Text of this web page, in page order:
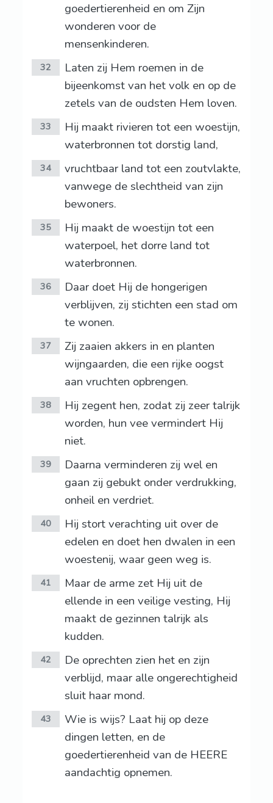
goedertierenheid en om Zijn
wonderen voor de
mensenkinderen.
32
Laten zij Hem roemen in de
bijeenkomst van het volk en op de
zetels van de oudsten Hem loven.
33
Hij maakt rivieren tot een woestijn,
waterbronnen tot dorstig land,
34
vruchtbaar land tot een zoutvlakte,
vanwege de slechtheid van zijn
bewoners.
35
Hij maakt de woestijn tot een
waterpoel, het dorre land tot
waterbronnen.
36
Daar doet Hij de hongerigen
verblijven, zij stichten een stad om
te wonen.
37
Zij zaaien akkers in en planten
wijngaarden, die een rijke oogst
aan vruchten opbrengen.
38
Hij zegent hen, zodat zij zeer talrijk
worden, hun vee vermindert Hij
niet.
39
Daarna verminderen zij wel en
gaan zij gebukt onder verdrukking,
onheil en verdriet.
40
Hij stort verachting uit over de
edelen en doet hen dwalen in een
woestenij, waar geen weg is.
41
Maar de arme zet Hij uit de
ellende in een veilige vesting, Hij
maakt de gezinnen talrijk als
kudden.
42
De oprechten zien het en zijn
verblijd, maar alle ongerechtigheid
sluit haar mond.
43
Wie is wijs? Laat hij op deze
dingen letten, en de
goedertierenheid van de HEERE
aandachtig opnemen.